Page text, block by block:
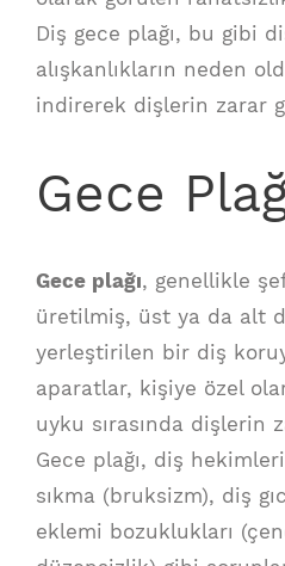
Diş gece plağı, bu gibi
alışkanlıkların neden
indirerek dişlerin zarar
Gece
Gece plağı, genellikle
üretilmiş, üst ya da alt
yerleştirilen bir diş
aparatlar, kişiye özel
uyku sırasında dişlerin
Gece plağı, diş
sıkma (bruksizm), diş
eklemi bozuklukları